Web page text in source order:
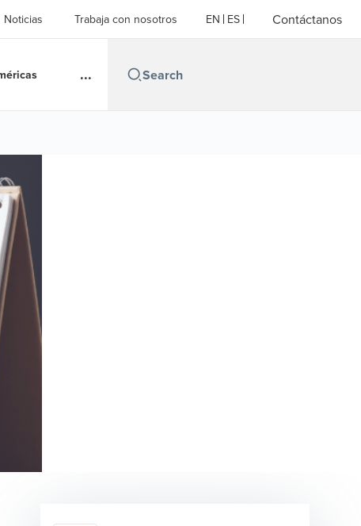
Noticias Trabaja con nosotros EN ES Contáctanos
...